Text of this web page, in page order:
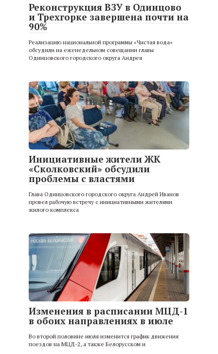
Реконструкция ВЗУ в Одинцово
и Трехгорке завершена почти на
90%
Реализацию национальной программы «Чистая вода»
обсудили на еженедельном совещании главы
Одинцовского городского округа Андрея
Инициативные жители ЖК
«Сколковский» обсудили
проблемы с властями
Глава Одинцовского городского округа Андрей Иванов
провел рабочую встречу с инициативными жителями
жилого комплекса
Изменения в расписании МЦД-1
в обоих направлениях в июле
Во второй половине июля изменится график движения
поездов на МЦД-2, а также Белорусском и